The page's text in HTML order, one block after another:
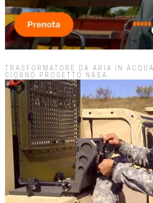
TRASFORMATORE DA ARIA IN
GIORNO PROGETTO NASA